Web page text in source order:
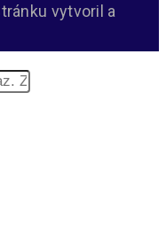
vytvoril a